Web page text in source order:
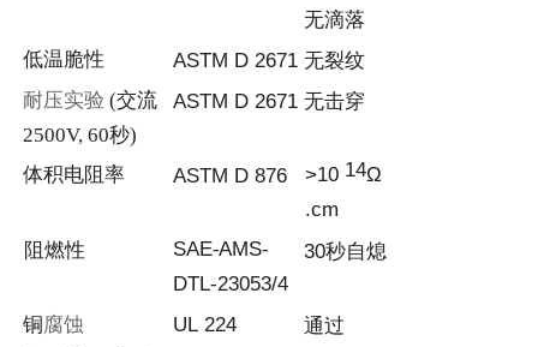
无滴落
低温脆性 ASTM D 2671 无裂纹
耐压实验 (交流
2500V, 60秒)
ASTM D 2671 无击穿
体积电阻率 ASTM D 876 >10 14Ω
.cm
阻燃性 SAE-AMS-
DTL-23053/4
30秒自熄
铜腐蚀
UL 224 通过